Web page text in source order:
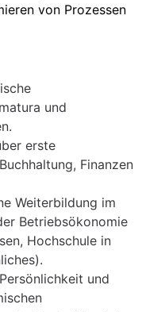
von Prozessen
und
erste
Finanzen
Weiterbildung im
Betriebsökonomie
Hochschule in
und